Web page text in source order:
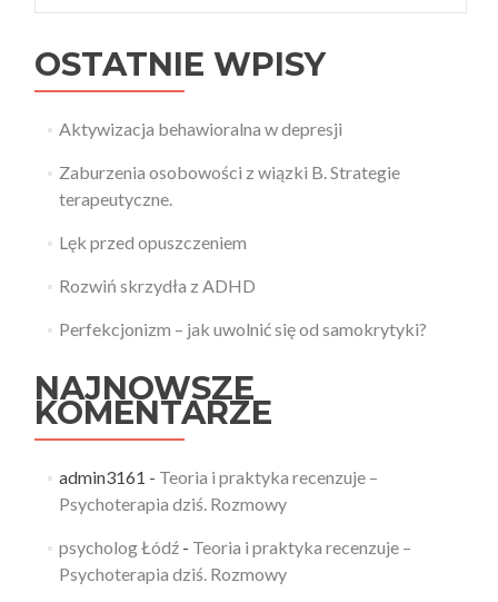
OSTATNIE WPISY
Aktywizacja behawioralna w depresji
Zaburzenia osobowości z wiązki B. Strategie
terapeutyczne.
Lęk przed opuszczeniem
Rozwiń skrzydła z ADHD
Perfekcjonizm – jak uwolnić się od samokrytyki?
NAJNOWSZE
KOMENTARZE
admin3161 - Teoria i praktyka recenzuje –
Psychoterapia dziś. Rozmowy
psycholog Łódź- Teoria i praktyka recenzuje –
Psychoterapia dziś. Rozmowy